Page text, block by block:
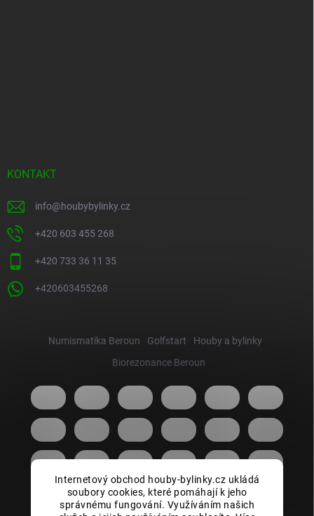
Internetový obchod houby-bylinky.cz ukládá
soubory cookies, které pomáhají k jeho
správnému fungování. Využíváním našich
KONTAKT
info@houbybylinky.cz
+420 603 455 268
+420 733 36 11 35
+420603455268
Numismatika Beroun Golfstart
Houby a bylinky
Biorezonance Beroun